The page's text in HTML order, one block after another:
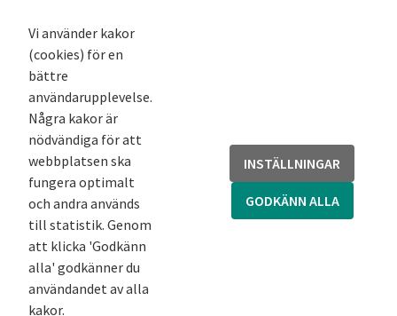
Nyhetsbrev
Andra webbplatser
Arkivsök
Fornsök
Fornreg
Bebyggelseregistret
Runor
Kringla
Vi använder kakor
(cookies) för en
bättre
användarupplevelse.
Några kakor är
nödvändiga för att
webbplatsen ska
fungera optimalt
och andra används
till statistik. Genom
att klicka 'Godkänn
alla' godkänner du
användandet av alla
kakor.
INSTÄLLNINGAR
GODKÄNN ALLA